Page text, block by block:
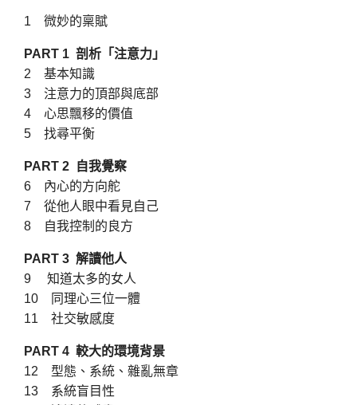
1 微妙的稟賦
PART 1 剖析「注意力」
2 基本知識
3 注意力的頂部與底部
4 心思飄移的價值
5 找尋平衡
PART 2 自我覺察
6 內心的方向舵
7 從他人眼中看見自己
8 自我控制的良方
PART 3 解讀他人
9 知道太多的女人
10 同理心三位一體
11 社交敏感度
PART 4 較大的環境背景
12 型態、系統、雜亂無章
13 系統盲目性